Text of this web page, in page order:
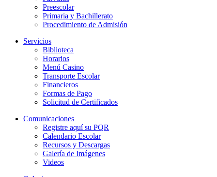
Preescolar
Primaria y Bachillerato
Procedimiento de Admisión
Servicios
Biblioteca
Horarios
Menú Casino
Transporte Escolar
Financieros
Formas de Pago
Solicitud de Certificados
Comunicaciones
Registre aquí su PQR
Calendario Escolar
Recursos y Descargas
Galería de Imágenes
Videos